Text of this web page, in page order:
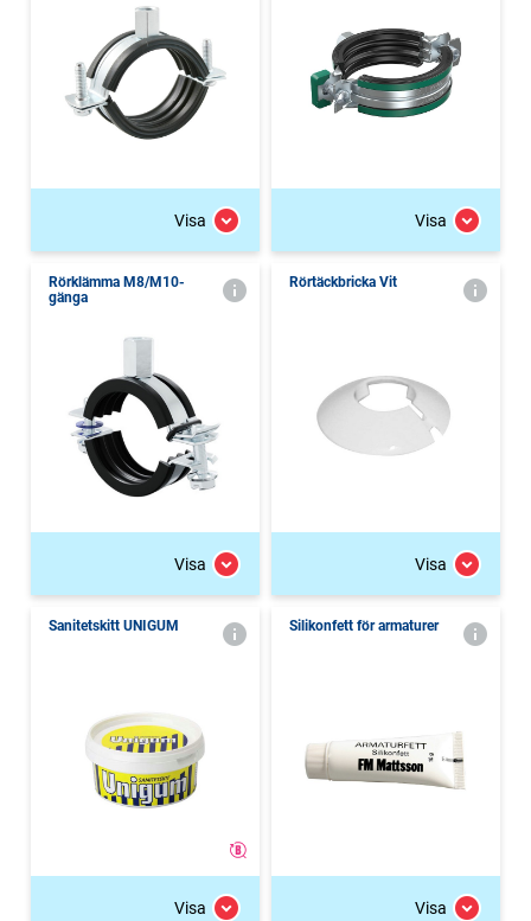
Visa Visa
Rörklämma M8/M10-
gänga
Visa
Rörtäckbricka Vit
Visa
Sanitetskitt UNIGUM
Visa
Silikonfett för armaturer
Visa